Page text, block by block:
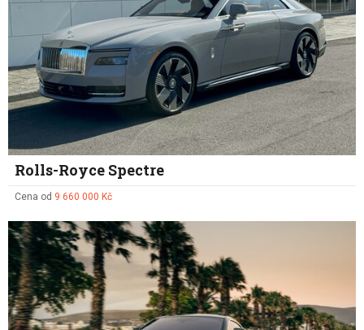
Rolls-Royce Spectre
Cena od 9 660 000 Kč